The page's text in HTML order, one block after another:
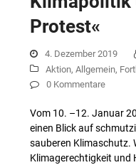
Protest«
4. Dezember 2019
Aktion,Allgemein,
0 Kommentare
Vom 10. –12. Januar
einen Blick auf
sauberen Klimaschutz.
Klimagerechtigkeit und